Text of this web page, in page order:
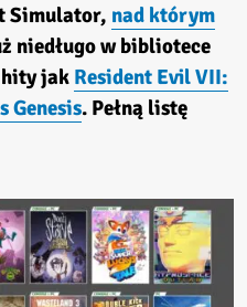
Simulator, nad którym
niedługo w bibliotece
jak Resident Evil VII:
Genesis. Pełną listę